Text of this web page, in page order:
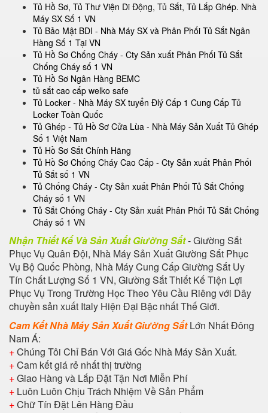
Tủ Hồ Sơ, Tủ Thư Viện Di Động, Tủ Sắt, Tủ Lắp Ghép. Nhà
Máy SX Số 1 VN
Tủ Bảo Mật BDI - Nhà Máy SX và Phân Phối Tủ Sắt Ngân
Hàng Số 1 Tại VN
Tủ Hồ Sơ Chống Cháy - Cty Sản xuất Phân Phối Tủ Sắt
Chống Cháy số 1 VN
Tủ Hồ Sơ Ngân Hàng BEMC
tủ sắt cao cấp welko safe
Tủ Locker - Nhà Máy SX tuyển Đlý Cấp 1 Cung Cấp Tủ
Locker Toàn Quốc
Tủ Ghép - Tủ Hồ Sơ Cửa Lùa - Nhà Máy Sản Xuất Tủ Ghép
Số 1 Việt Nam
Tủ Hồ Sơ Sắt Chính Hãng
Tủ Hồ Sơ Chống Cháy Cao Cấp - Cty Sản xuất Phân Phối
Tủ Sắt số 1 VN
Tủ Chống Cháy - Cty Sản xuất Phân Phối Tủ Sắt Chống
Cháy số 1 VN
Tủ Sắt Chống Cháy - Cty Sản xuất Phân Phối Tủ Sắt Chống
Cháy số 1 VN
Nhận Thiết Kế Và Sản Xuất Giường Sắt- Giường Sắt
Phục Vụ Quân Đội, Nhà Máy Sản Xuất Giường Sắt Phục
Vụ Bộ Quốc Phòng, Nhà Máy Cung Cấp Giường Sắt Uy
Tín Chất Lượng Số 1 VN, Giường Sắt Thiết Kế Tiện Lợi
Phục Vụ Trong Trường Học Theo Yêu Cầu Riêng với Dây
chuyền sản xuất Italy Hiện Đại Bậc nhất Thế Giới.
Cam Kết Nhà Máy Sản Xuất Giường SắtLớn Nhất Đông
Nam Á:
+Chúng Tôi Chỉ Bán Với Giá Gốc Nhà Máy Sản Xuất.
+Cam kết giá rẻ nhất thị trường
+Giao Hàng và Lắp Đặt Tận Nơi Miễn Phí
+ Luôn Luôn Chịu Trách Nhiệm Về Sản Phẩm
+Chữ Tín Đặt Lên Hàng Đầu